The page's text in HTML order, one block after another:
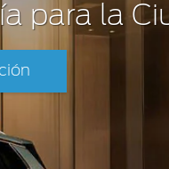
para la